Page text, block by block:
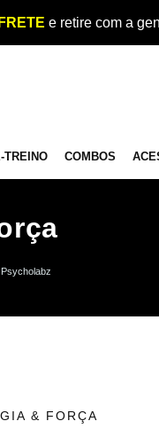
FRETE e retire com a
TREINO COMBOS
& FORÇA